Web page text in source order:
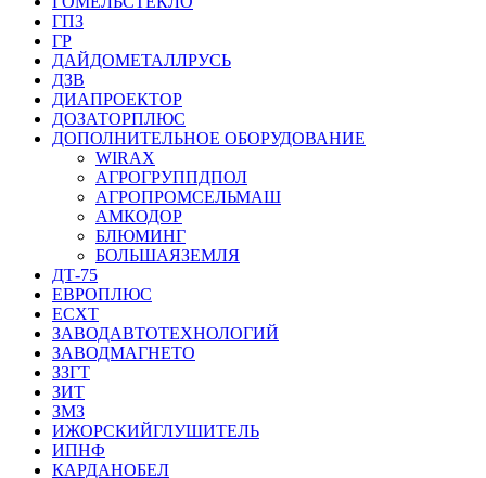
ГПЗ
ГР
ДАЙДОМЕТАЛЛРУСЬ
ДЗВ
ДИАПРОЕКТОР
ДОЗАТОРПЛЮС
ДОПОЛНИТЕЛЬНОЕ ОБОРУДОВАНИЕ
WIRAX
АГРОГРУППДПОЛ
АГРОПРОМСЕЛЬМАШ
АМКОДОР
БЛЮМИНГ
БОЛЬШАЯЗЕМЛЯ
ДТ-75
ЕВРОПЛЮС
ЕСХТ
ЗАВОДАВТОТЕХНОЛОГИЙ
ЗАВОДМАГНЕТО
ЗЗГТ
ЗИТ
ЗМЗ
ИЖОРСКИЙГЛУШИТЕЛЬ
ИПНФ
КАРДАНОБЕЛ